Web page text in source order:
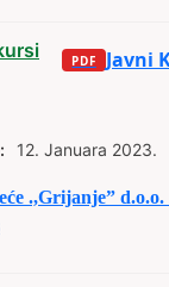
Javni
12. Januara 2023.
.,Grijanje”